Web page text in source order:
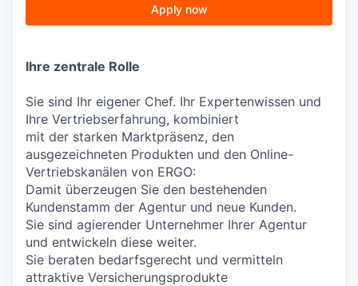
Apply now
Ihre zentrale Rolle
Sie sind Ihr eigener Chef. Ihr Expertenwissen und
Ihre Vertriebserfahrung, kombiniert
mit der starken Marktpräsenz, den
ausgezeichneten Produkten und den Online-
Vertriebskanälen von ERGO:
Damit überzeugen Sie den bestehenden
Kundenstamm der Agentur und neue Kunden.
Sie sind agierender Unternehmer Ihrer Agentur
und entwickeln diese weiter.
Sie beraten bedarfsgerecht und vermitteln
attraktive Versicherungsprodukte